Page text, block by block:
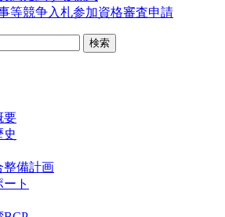
等競争入札参加資格審査申請
要
史
整備計画
ト